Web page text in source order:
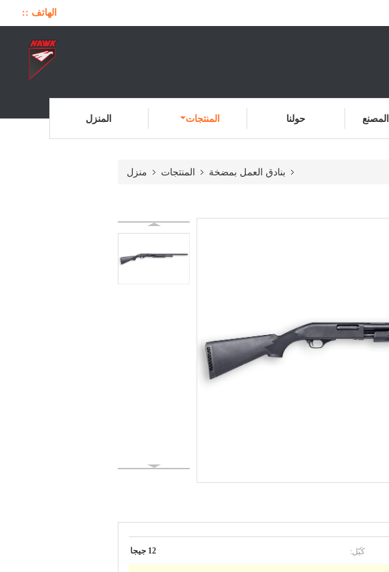
الهاتف ::
المنزل المنتجات حولنا
منزل المنتجات بنادق العمل بمضخة
كَيّل: 12 جيجا